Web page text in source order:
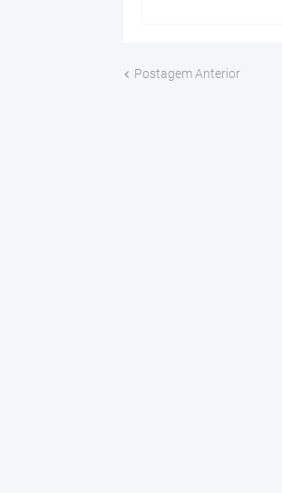
Postagem Anterior